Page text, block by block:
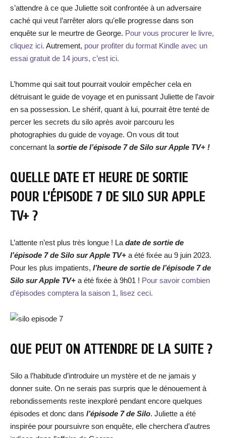
s’attendre à ce que Juliette soit confrontée à un adversaire
caché qui veut l’arrêter alors qu’elle progresse dans son
enquête sur le meurtre de George. Pour vous procurer le livre,
cliquez ici. Autrement, pour profiter du format Kindle avec un
essai gratuit de 14 jours, c’est ici.
L’homme qui sait tout pourrait vouloir empêcher cela en
détruisant le guide de voyage et en punissant Juliette de l’avoir
en sa possession. Le shérif, quant à lui, pourrait être tenté de
percer les secrets du silo après avoir parcouru les
photographies du guide de voyage. On vous dit tout
concernant la sortie de l’épisode 7 de Silo sur Apple TV+ !
QUELLE DATE ET HEURE DE SORTIE
POUR L’ÉPISODE 7 DE SILO SUR APPLE
TV+ ?
L’attente n’est plus très longue ! La date de sortie de
l’épisode 7 de Silo sur Apple TV+ a été fixée au 9 juin 2023.
Pour les plus impatients, l’heure de sortie de l’épisode 7 de
Silo sur Apple TV+ a été fixée à 9h01 ! Pour savoir combien
d’épisodes comptera la saison 1, lisez ceci.
QUE PEUT ON ATTENDRE DE LA SUITE ?
Silo a l’habitude d’introduire un mystère et de ne jamais y
donner suite. On ne serais pas surpris que le dénouement à
rebondissements reste inexploré pendant encore quelques
épisodes et donc dans l’épisode 7 de Silo. Juliette a été
inspirée pour poursuivre son enquête, elle cherchera d’autres